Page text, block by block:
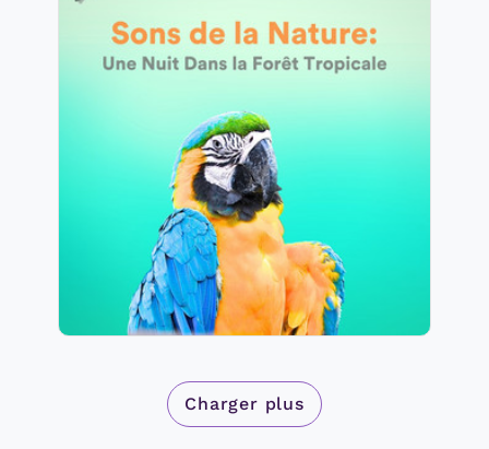
Sons de la Nature: Une Nuit
Dans la Forêt Tropicale
Info
Jouer
23 suiveurs
Charger plus